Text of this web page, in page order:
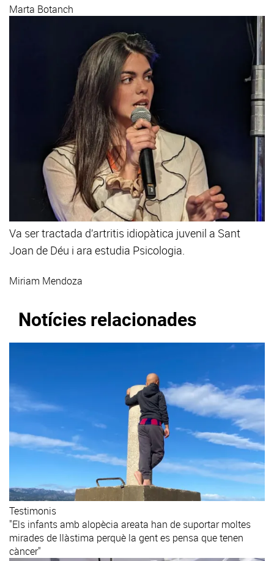
Marta Botanch
Va ser tractada d’artritis idiopàtica juvenil a Sant
Joan de Déu i ara estudia Psicologia.
Miriam Mendoza
Notícies relacionades
Testimonis
"Els infants amb alopècia areata han de suportar moltes
mirades de llàstima perquè la gent es pensa que tenen
càncer"